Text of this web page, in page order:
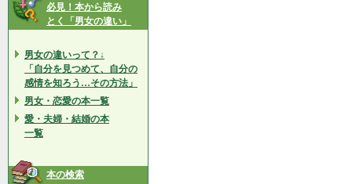
必見！本から読み
とく「男女の違い」
男女の違いって？↓
「自分を見つめて、自分の
感情を知ろう…その方法」
男女・恋愛の本一覧
愛・夫婦・結婚の本
一覧
本の検索